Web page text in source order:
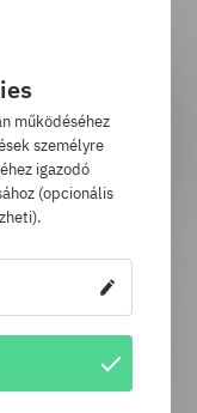
működéséhez
személyre
igazodó
(opcionális